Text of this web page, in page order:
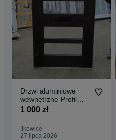
Drzwi aluminiowe
wewnętrzne Profil
zimny
1 000 zł
Ilkowice
27 lipca 2026